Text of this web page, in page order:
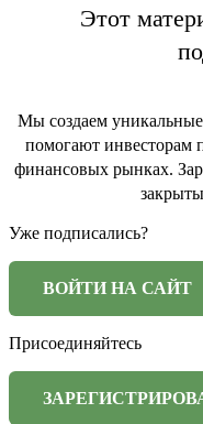
Этот
Мы создаем
помогают инвесторам
финансовых рынках.
Уже подписались?
Присоединяйтесь